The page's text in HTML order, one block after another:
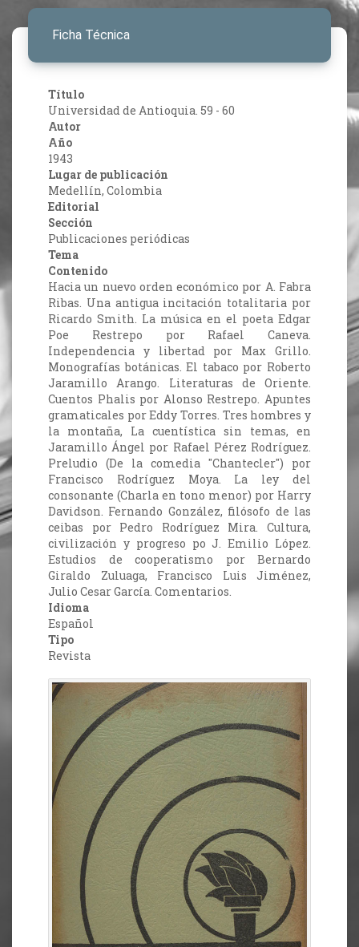
Ficha Técnica
Título
Universidad de Antioquia. 59 - 60
Autor
Año
1943
Lugar de publicación
Medellín, Colombia
Editorial
Sección
Publicaciones periódicas
Tema
Contenido
Hacia un nuevo orden económico por A. Fabra
Ribas. Una antigua incitación totalitaria por
Ricardo Smith. La música en el poeta Edgar
Poe Restrepo por Rafael Caneva.
Independencia y libertad por Max Grillo.
Monografías botánicas. El tabaco por Roberto
Jaramillo Arango. Literaturas de Oriente.
Cuentos Phalis por Alonso Restrepo. Apuntes
gramaticales por Eddy Torres. Tres hombres y
la montaña, La cuentística sin temas, en
Jaramillo Ángel por Rafael Pérez Rodríguez.
Preludio (De la comedia "Chantecler") por
Francisco Rodríguez Moya. La ley del
consonante (Charla en tono menor) por Harry
Davidson. Fernando González, filósofo de las
ceibas por Pedro Rodríguez Mira. Cultura,
civilización y progreso po J. Emilio López.
Estudios de cooperatismo por Bernardo
Giraldo Zuluaga, Francisco Luis Jiménez,
Julio Cesar García. Comentarios.
Idioma
Español
Tipo
Revista